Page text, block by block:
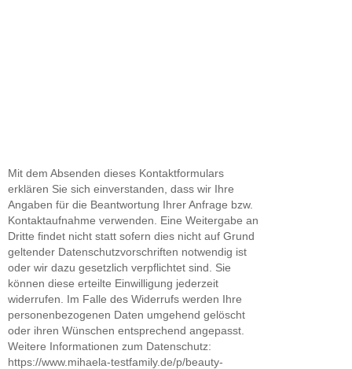
Mit dem Absenden dieses Kontaktformulars
erklären Sie sich einverstanden, dass wir Ihre
Angaben für die Beantwortung Ihrer Anfrage bzw.
Kontaktaufnahme verwenden. Eine Weitergabe an
Dritte findet nicht statt sofern dies nicht auf Grund
geltender Datenschutzvorschriften notwendig ist
oder wir dazu gesetzlich verpflichtet sind. Sie
können diese erteilte Einwilligung jederzeit
widerrufen. Im Falle des Widerrufs werden Ihre
personenbezogenen Daten umgehend gelöscht
oder ihren Wünschen entsprechend angepasst.
Weitere Informationen zum Datenschutz:
https://www.mihaela-testfamily.de/p/beauty-